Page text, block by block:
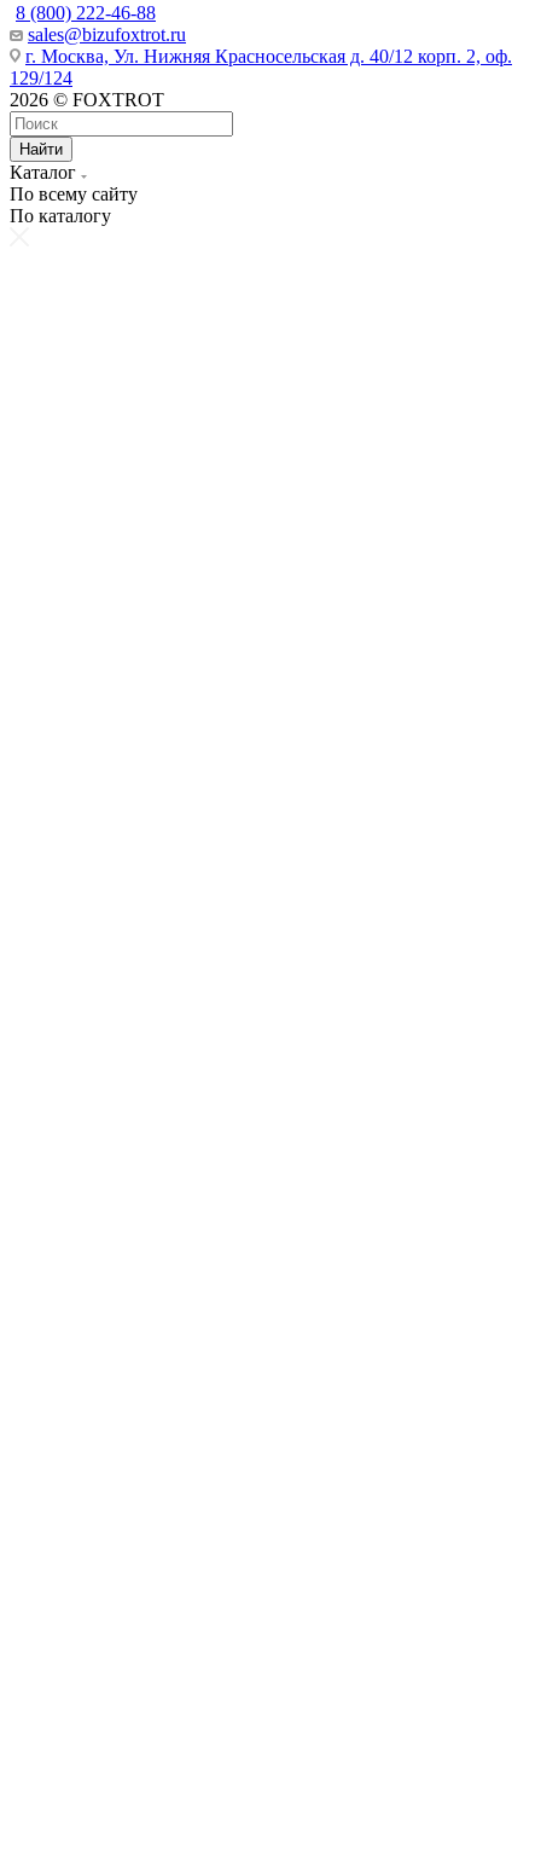
8 (800) 222-46-88
sales@bizufoxtrot.ru
г. Москва, Ул. Нижняя Красносельская д. 40/12 корп. 2, оф.
129/124
2026 © FOXTROT
Найти
Каталог
По всему сайту
По каталогу